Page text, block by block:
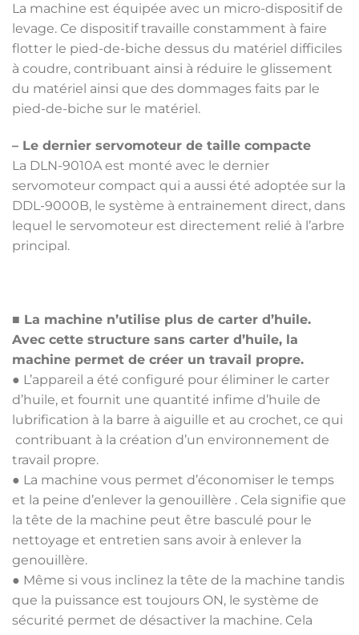
La machine est équipée avec un micro-dispositif de
levage. Ce dispositif travaille constamment à faire
flotter le pied-de-biche dessus du matériel difficiles
à coudre, contribuant ainsi à réduire le glissement
du matériel ainsi que des dommages faits par le
pied-de-biche sur le matériel.
– Le dernier servomoteur de taille compacte
La DLN-9010A est monté avec le dernier
servomoteur compact qui a aussi été adoptée sur la
DDL-9000B, le système à entrainement direct, dans
lequel le servomoteur est directement relié à l’arbre
principal.
■ La machine n’utilise plus de carter d’huile.
Avec cette structure sans carter d’huile, la
machine permet de créer un travail propre.
● L’appareil a été configuré pour éliminer le carter
d’huile, et fournit une quantité infime d’huile de
lubrification à la barre à aiguille et au crochet, ce qui
contribuant à la création d’un environnement de
travail propre.
● La machine vous permet d’économiser le temps
et la peine d’enlever la genouillère . Cela signifie que
la tête de la machine peut être basculé pour le
nettoyage et entretien sans avoir à enlever la
genouillère.
● Même si vous inclinez la tête de la machine tandis
que la puissance est toujours ON, le système de
sécurité permet de désactiver la machine. Cela